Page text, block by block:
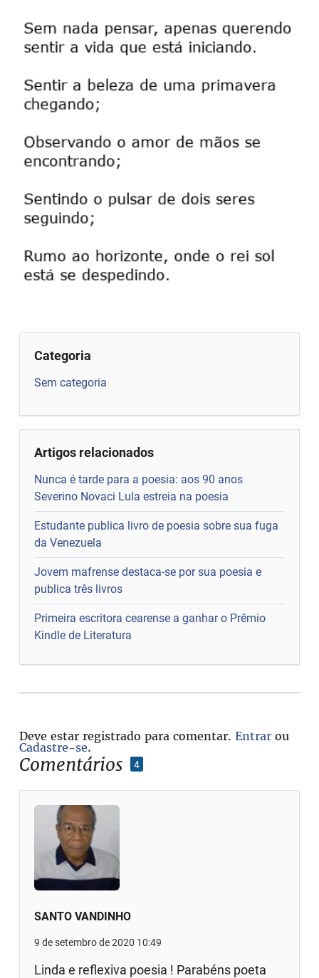
Categoria
Sem categoria
Artigos relacionados
Nunca é tarde para a poesia: aos 90 anos
Severino Novaci Lula estreia na poesia
Estudante publica livro de poesia sobre sua fuga
da Venezuela
Jovem mafrense destaca-se por sua poesia e
publica três livros
Primeira escritora cearense a ganhar o Prêmio
Kindle de Literatura
Comentários 4
SANTO VANDINHO
9 de setembro de 2020 10:49
Linda e reflexiva poesia ! Parabéns poeta
Deve estar registrado para comentar.Entrar ou
Cadastre-se.